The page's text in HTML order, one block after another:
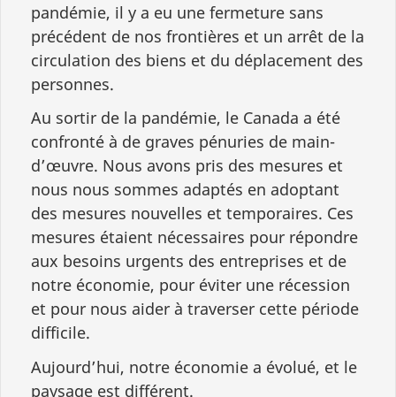
pandémie, il y a eu une fermeture sans
précédent de nos frontières et un arrêt de la
circulation des biens et du déplacement des
personnes.
Au sortir de la pandémie, le Canada a été
confronté à de graves pénuries de main-
d’œuvre. Nous avons pris des mesures et
nous nous sommes adaptés en adoptant
des mesures nouvelles et temporaires. Ces
mesures étaient nécessaires pour répondre
aux besoins urgents des entreprises et de
notre économie, pour éviter une récession
et pour nous aider à traverser cette période
difficile.
Aujourd’hui, notre économie a évolué, et le
paysage est différent.